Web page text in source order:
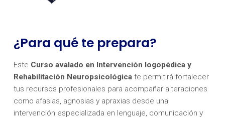
¿Para qué te prepara?
Este Curso avalado en Intervención logopédica y
Rehabilitación Neuropsicológicate permitirá fortalecer
tus recursos profesionales para acompañar alteraciones
como afasias, agnosias y apraxias desde una
intervención especializada en lenguaje, comunicación y